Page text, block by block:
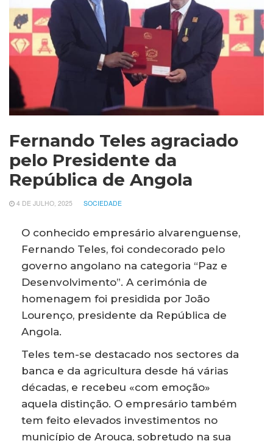
Fernando Teles agraciado
pelo Presidente da
República de Angola
4 DE JULHO, 2025 SOCIEDADE
O conhecido empresário alvarenguense,
Fernando Teles, foi condecorado pelo
governo angolano na categoria “Paz e
Desenvolvimento”. A cerimónia de
homenagem foi presidida por João
Lourenço, presidente da República de
Angola.
Teles tem-se destacado nos sectores da
banca e da agricultura desde há várias
décadas, e recebeu «com emoção»
aquela distinção. O empresário também
tem feito elevados investimentos no
município de Arouca, sobretudo na sua